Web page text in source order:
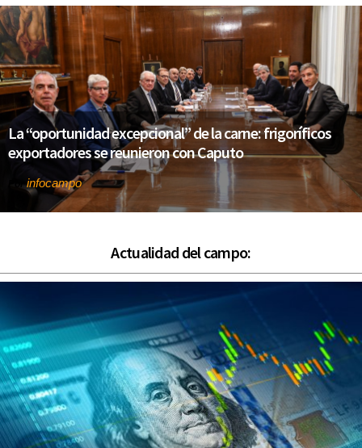
La “oportunidad excepcional” de la carne: frigoríficos
exportadores se reunieron con Caputo
Porinfocampo
Actualidad del campo: